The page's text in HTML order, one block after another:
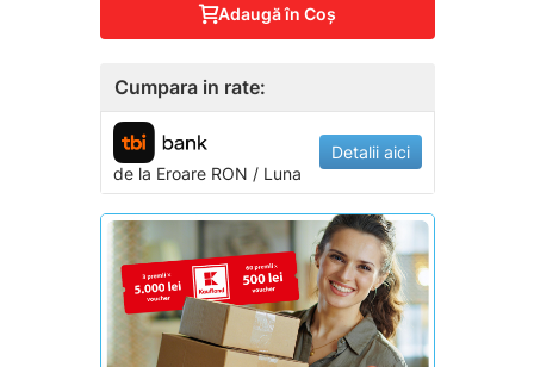
Adaugă în Coş
Cumpara in rate:
de la EroareRON / Luna
Detalii aici